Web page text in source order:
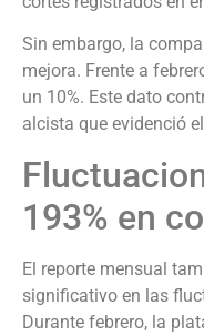
Sin embargo, la
mejora. Frente a
un 10%. Este dato
alcista que evidenció
193% en
El reporte mensual
significativo en las
Durante febrero, la